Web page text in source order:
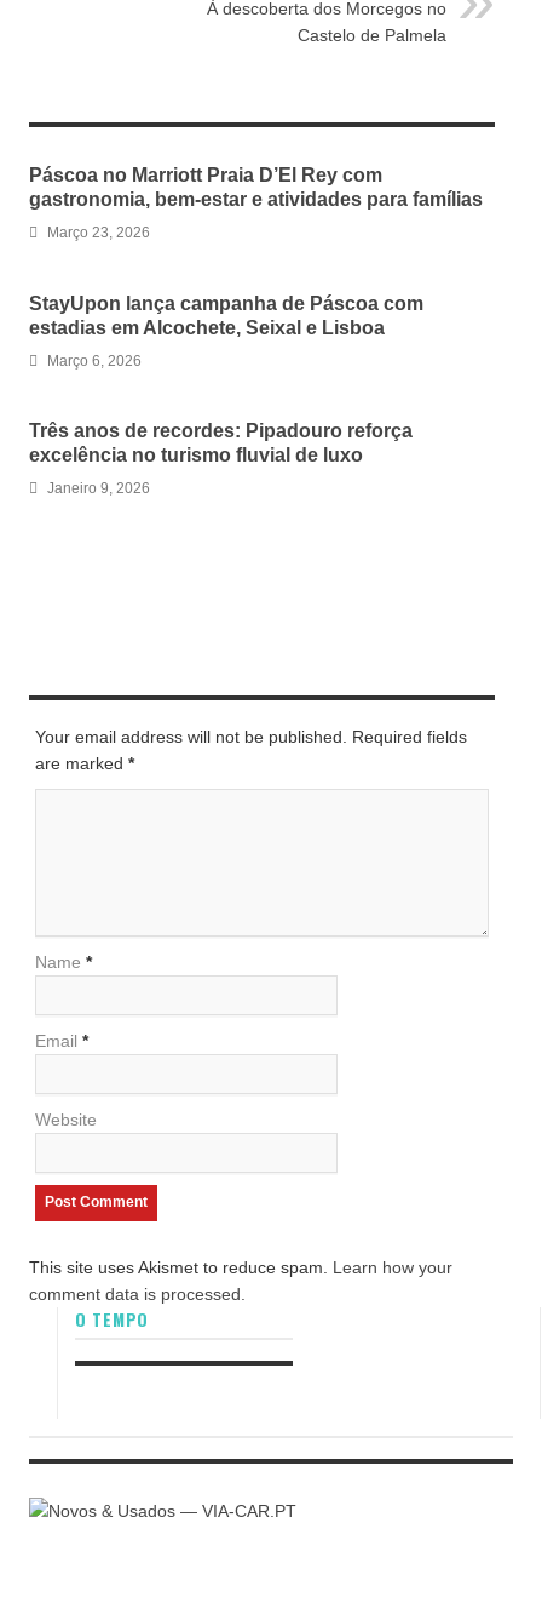
À descoberta dos Morcegos no
Castelo de Palmela
Páscoa no Marriott Praia D’El Rey com
gastronomia, bem-estar e atividades para famílias
Março 23, 2026
StayUpon lança campanha de Páscoa com
estadias em Alcochete, Seixal e Lisboa
Março 6, 2026
Três anos de recordes: Pipadouro reforça
excelência no turismo fluvial de luxo
Janeiro 9, 2026
Your email address will not be published. Required fields
are marked *
Name *
Email *
Website
This site uses Akismet to reduce spam. Learn how your
comment data is processed.
O TEMPO